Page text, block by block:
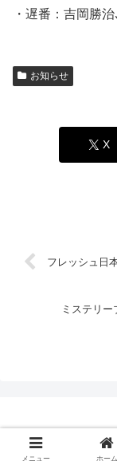
・遅番：吉岡勝
お知らせ
X
フレッシュ日
ミステリ
© 2015-
メニュー ホーム